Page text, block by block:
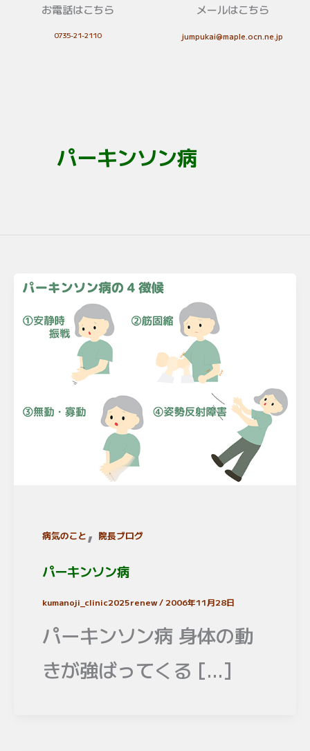
お電話はこちら
0735-21-2110
メールはこちら
jumpukai@maple.ocn.ne.jp
パーキンソン病
病気のこと , 院長ブログ
パーキンソン病
kumanoji_clinic2025renew/ 2006年11月28日
パーキンソン病 身体の動
きが強ばってくる […]